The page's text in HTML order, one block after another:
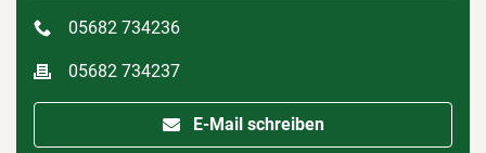
05682 734236
05682 734237
E-Mail schreiben